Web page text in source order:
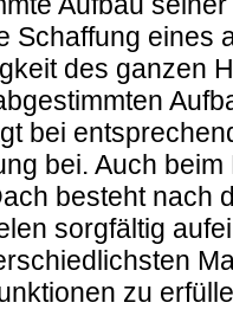
Schaffung eines
des ganzen
bei
bei. Auch
besteht nach
sorgfältig
zu